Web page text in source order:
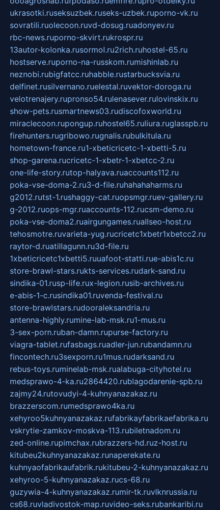
ukrasotki.ruseksuzbek.ruseks-uzbek.ruporno-vk.ru
sovratili.ruolecoon.ruvd-dosug.ruadonyev.ru
rbc-news.ruporno-skvirt.rukrospr.ru
13autor-kolonka.rusormol.ru2rich.ruhostel-65.ru
hostserve.ruporno-na-russkom.rumishinlab.ru
neznobi.rubigfatcc.ruhabble.rustarbucksvia.ru
delfinet.rusilvernano.ruelestal.ruvektor-doroga.ru
velotrenajery.rupronso54.rulenasever.rulovinskix.ru
show-pets.rusmartnews03.rudiscofoxworld.ru
miraclecoon.rupongup.ruhostel65.ruliura.ruglasspb.ru
firehunters.rugribowo.rugnalis.rubulkitula.ru
hometown-france.ru1-xbeticricetc-1-xbetti-5.ru
shop-garena.rucricetc-1-xbetr-1-xbetcc-2.ru
one-life-story.rutop-halyava.ruaccounts112.ru
poka-vse-doma-2.ru3-d-file.ruhahahaharms.ru
g2012.rutst-1.rushaggy-cat.ruopsmgr.ruev-gallery.ru
g-2012.ruops-mgr.ruaccounts-112.rucsm-demo.ru
poka-vse-doma2.ruairgungames.ruallseo-host.ru
tehosmotre.ruvarieta-yug.rucricetc1xbetr1xbetcc2.ru
raytor-d.ruatillagunn.ru3d-file.ru
1xbeticricetc1xbetti5.ruuafoot-statti.rue-abis1c.ru
store-brawl-stars.rukts-services.rudark-sand.ru
sindika-01.rusp-life.rux-legion.rusib-archives.ru
e-abis-1-c.rusindika01.ruvenda-festival.ru
store-brawlstars.rudooraleksandria.ru
antenna-highly.rumine-lab-msk.ru1-mus.ru
3-sex-porn.ruban-damn.rupurse-factory.ru
viagra-tablet.rufasbags.ruadler-jun.rubandamn.ru
fincontech.ru3sexporn.ru1mus.rudarksand.ru
rebus-toys.ruminelab-msk.rualabuga-cityhotel.ru
medsprawo-4-ka.ru2864420.rublagodarenie-spb.ru
zajmy24.rutovudyi-4-kuhnyanazakaz.ru
brazzerscom.rumedsprawo4ka.ru
xehyroo5kuhnyanazakaz.rufabrikayfabrikaefabrika.ru
vskrytie-zamkov-moskva-113.rubiletnadom.ru
zed-online.rupimchax.rubrazzers-hd.ruz-host.ru
kitubeu2kuhnyanazakaz.runaperekate.ru
kuhnyaofabrikaufabrik.rukitubeu-2-kuhnyanazakaz.ru
xehyroo-5-kuhnyanazakaz.rucs-68.ru
guzywia-4-kuhnyanazakaz.rumir-tk.ruvlknrussia.ru
cs68.ruvladivostok-map.ruvideo-seks.rubankaribi.ru